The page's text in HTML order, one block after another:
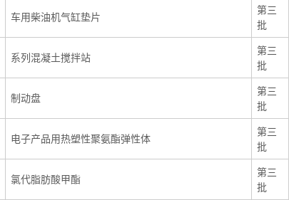
车用柴油机气缸垫片
第三
批
系列混凝土搅拌站
第三
批
制动盘
第三
批
电子产品用热塑性聚氨酯弹性体
第三
批
氯代脂肪酸甲酯
第三
批